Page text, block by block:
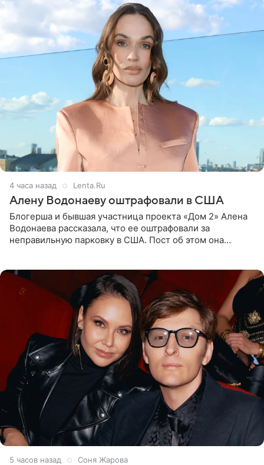
4 часа назад Lenta.Ru
Алену Водонаеву оштрафовали в США
Блогерша и бывшая участница проекта «Дом 2» Алена
Водонаева рассказала, что ее оштрафовали за
неправильную парковку в США. Пост об этом она
5 часов назад Соня Жарова